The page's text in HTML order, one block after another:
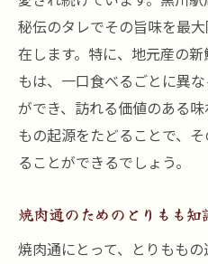
秘伝のタレでその旨味を最
在します。特に、地元産の
もは、一口食べるごとに異
ができ、訪れる価値のある
もの起源をたどることで、
ることができるでしょう。
焼肉通のためのとりもも知
焼肉通にとって、とりもも